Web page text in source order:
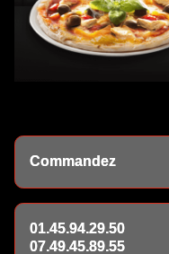
Commandez
01.45.94.29.50
07.49.45.89.55